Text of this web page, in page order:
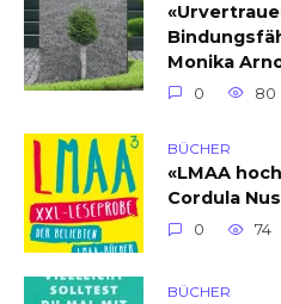
Monika
0 80
BÜCHER
«LMAA
Cordula
0 74
BÜCHER